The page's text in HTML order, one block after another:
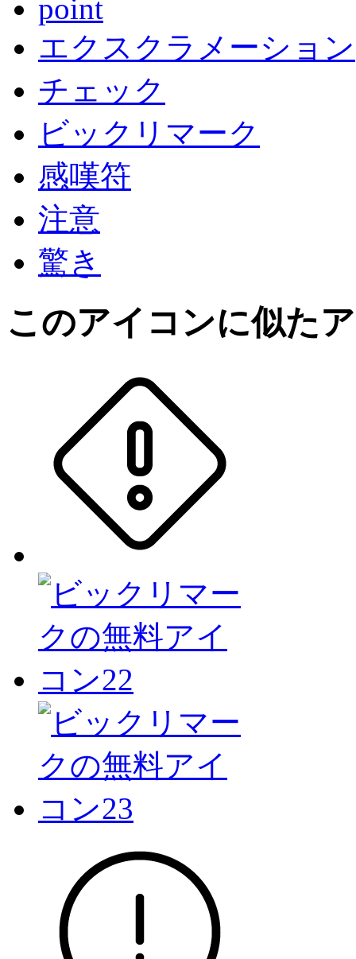
point
エクスクラメーション
チェック
ビックリマーク
感嘆符
注意
驚き
このアイコンに似た